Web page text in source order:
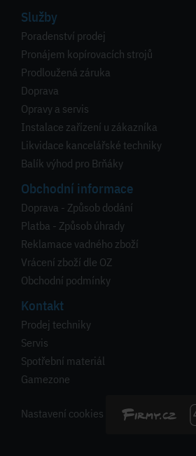
Služby
Poradenství prodej
Pronájem kopírovacích strojů
Prodloužená záruka
Doprava
Opravy a servis
Instalace zařízení u zákazníka
Likvidace kancelářské techniky
Balík výhod pro Brňáky
Obchodní informace
Doprava - Způsob dodání
Platba - Způsob úhrady
Reklamace vadného zboží
Vrácení zboží dle OZ
Obchodní podmínky
Kontakt
Prodej techniky
Servis
Spotřební materiál
Gamezone
Nastavení cookies